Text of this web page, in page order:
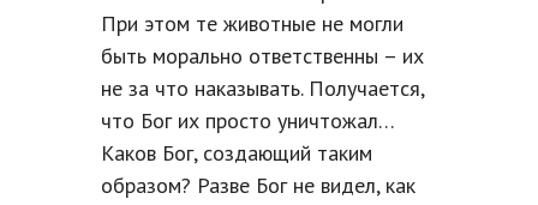
При этом те животные не могли
быть морально ответственны – их
не за что наказывать. Получается,
что Бог их просто уничтожал…
Каков Бог, создающий таким
образом? Разве Бог не видел, как